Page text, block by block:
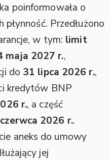
poinformowała o
płynność. Przedłużono
w tym: limit
maja 2027 r.,
do 31 lipca 2026 r.,
kredytów BNP
r., a część
2026 r..
aneks do umowy
jej